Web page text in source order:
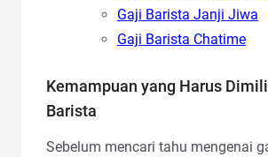
Gaji Barista Janji Jiwa
Gaji Barista Chatime
Kemampuan yang Harus
Barista
Sebelum mencari tahu mengenai